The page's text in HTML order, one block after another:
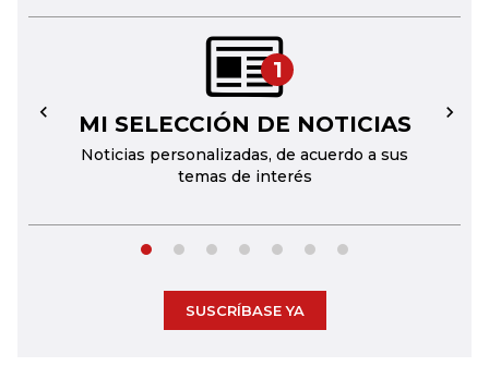
1
MI SELECCIÓN DE NOTICIAS
Noticias personalizadas, de acuerdo a sus
temas de interés
← →
SUSCRÍBASE YA